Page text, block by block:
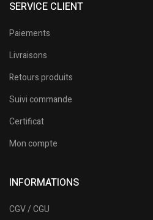
SERVICE CLIENT
Paiements
Livraisons
Retours produits
Suivi commande
Certificat
Mon compte
INFORMATIONS
CGV / CGU